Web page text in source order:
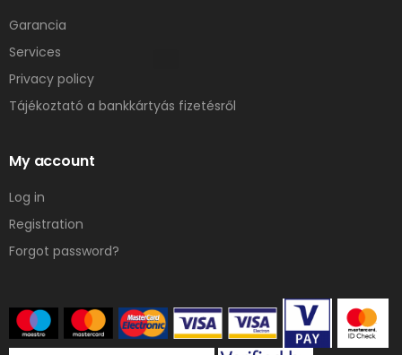
Garancia
Services
Privacy policy
Tájékoztató a bankkártyás fizetésről
My account
Log in
Registration
Forgot password?